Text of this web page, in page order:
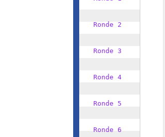
Ronde 2
Ronde 3
Ronde 4
Ronde 5
Ronde 6